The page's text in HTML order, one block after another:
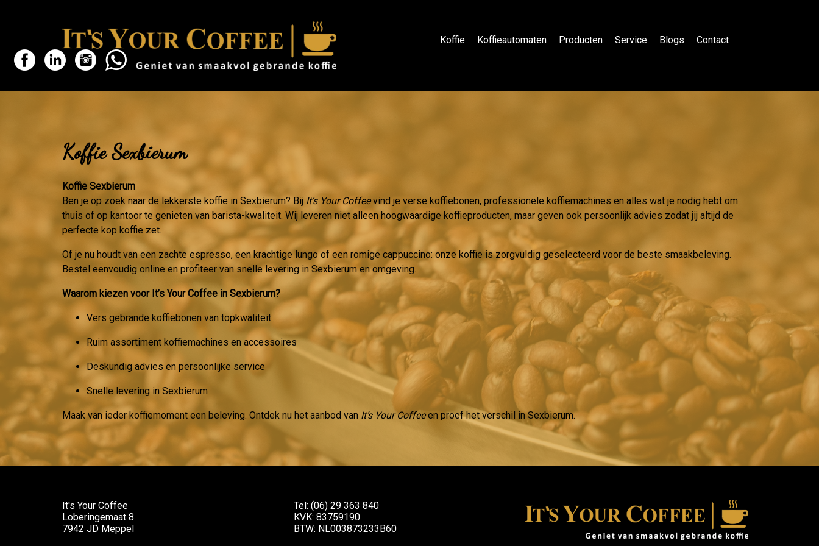
Koffie Koffieautomaten Producten Service Blogs Contact
Koffie Sexbierum
Koffie Sexbierum
Ben je op zoek naar de lekkerste koffie in Sexbierum? Bij It’s Your Coffeevind je verse koffiebonen, professionele koffiemachines en alles wat je nodig hebt om
thuis of op kantoor te genieten van barista-kwaliteit. Wij leveren niet alleen hoogwaardige koffieproducten, maar geven ook persoonlijk advies zodat jij altijd de
perfecte kop koffie zet.
Of je nu houdt van een zachte espresso, een krachtige lungo of een romige cappuccino: onze koffie is zorgvuldig geselecteerd voor de beste smaakbeleving.
Bestel eenvoudig online en profiteer van snelle levering in Sexbierum en omgeving.
Waarom kiezen voor It’s Your Coffee in Sexbierum?
Vers gebrande koffiebonen van topkwaliteit
Ruim assortiment koffiemachines en accessoires
Deskundig advies en persoonlijke service
Snelle levering in Sexbierum
Maak van ieder koffiemoment een beleving. Ontdek nu het aanbod van It’s Your Coffeeen proef het verschil in Sexbierum.
It's Your Coffee
Loberingemaat 8
7942 JD Meppel
Tel: (06) 29 363 840
KVK: 83759190
BTW: NL003873233B60